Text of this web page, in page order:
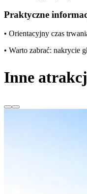
Praktyczne
• Orientacyjny czas
• Warto zabrać: nakrycie
Inne